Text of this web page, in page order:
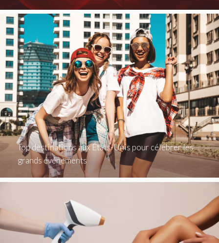
Top destinations aux États-Unis pour célébrer les
grands événements